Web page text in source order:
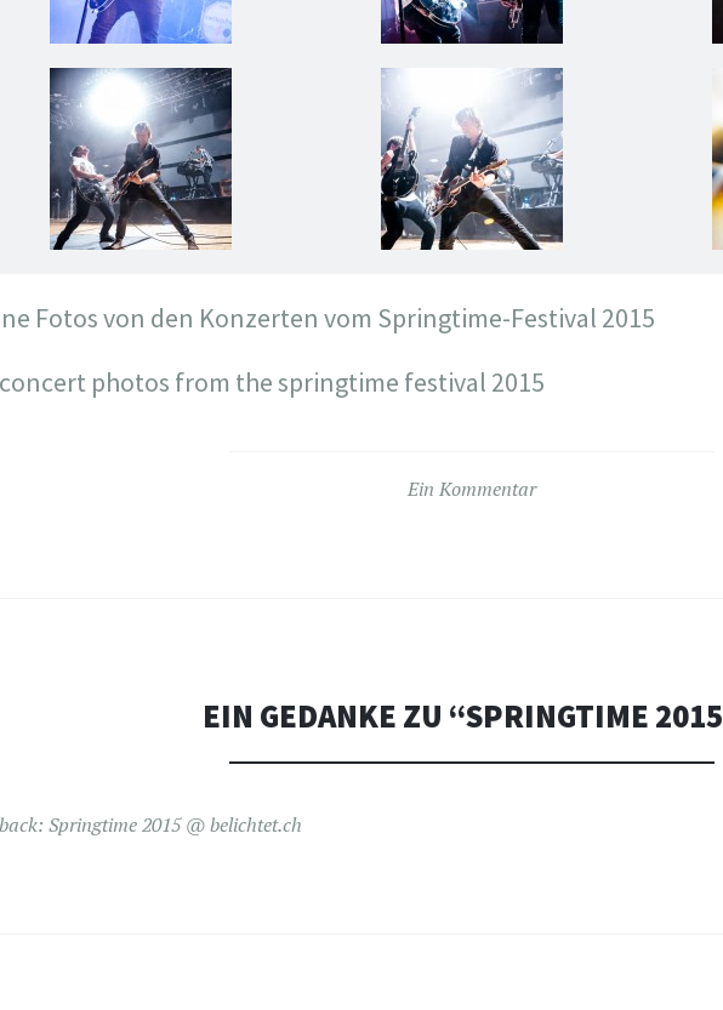
Fotos von den Konzerten vom Springtime-Festival 2015
photos from the springtime festival 2015
Ein Kommentar
EIN GEDANKE ZU “SPRINGTIME 2015
Springtime 2015 @ belichtet.ch